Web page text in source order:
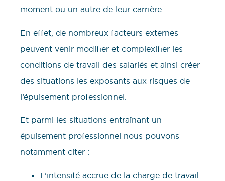
moment ou un autre de leur carrière.
En effet, de nombreux facteurs externes
peuvent venir modifier et complexifier les
conditions de travail des salariés et ainsi créer
des situations les exposants aux risques de
l’épuisement professionnel.
Et parmi les situations entraînant un
épuisement professionnel nous pouvons
notamment citer :
L’intensité accrue de la charge de travail.